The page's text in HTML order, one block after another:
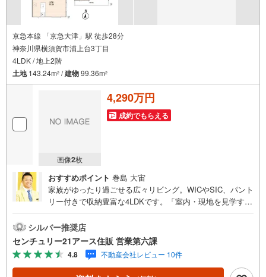
京急本線 「京急大津」駅 徒歩28分
神奈川県横須賀市浦上台3丁目
4LDK / 地上2階
土地143.24m2 /建物99.36m2
画像2枚
4,290万円
成約でもらえる
おすすめポイント 巻島 大宙
家族がゆったり過ごせる広々リビング。WICやSIC、パント
リー付きで収納豊富な4LDKです。「室内・現地を見学す
ます。【センチュリー21アース住販のポイント】◆センチ
ュリオン獲得店舗◆全国約970店舗あるセンチュリー21の
お店。その中でも、アメリカ本部が設ける一定基準を満た
した、上位4％しか受賞できない賞。それが「センチュリオ
ン」です。弊社はそのセンチュリオンを2002年から欠かす
シルバー推奨店
センチュリー21アース住販 営業第六課
4.8 不動産会社レビュー 10件